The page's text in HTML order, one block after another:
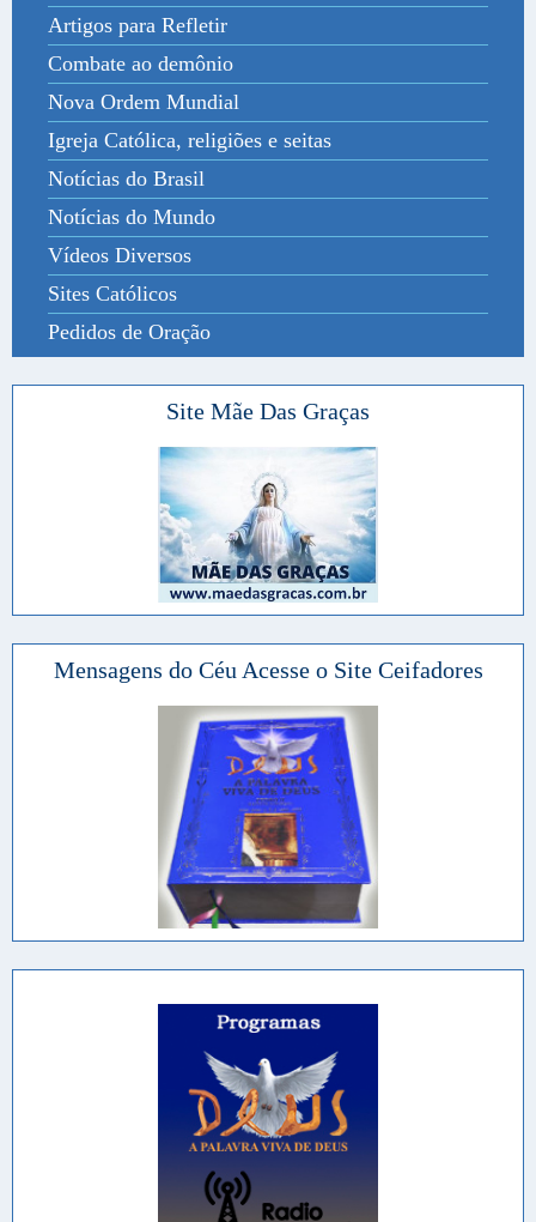
Artigos para Refletir
Combate ao demônio
Nova Ordem Mundial
Igreja Católica, religiões e seitas
Notícias do Brasil
Notícias do Mundo
Vídeos Diversos
Sites Católicos
Pedidos de Oração
Site Mãe Das Graças
Mensagens do Céu Acesse o Site Ceifadores